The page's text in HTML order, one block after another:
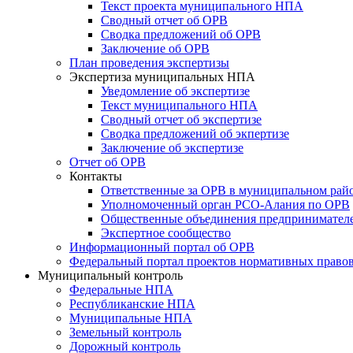
Текст проекта муниципального НПА
Сводный отчет об ОРВ
Сводка предложений об ОРВ
Заключение об ОРВ
План проведения экспертизы
Экспертиза муниципальных НПА
Уведомление об экспертизе
Текст муниципального НПА
Сводный отчет об экспертизе
Сводка предложений об экпертизе
Заключение об экспертизе
Отчет об ОРВ
Контакты
Ответственные за ОРВ в муниципальном
Уполномоченный орган РСО-Алания по ОРВ
Общественные объединения
Экспертное сообщество
Информационный портал об ОРВ
Федеральный портал проектов нормативных
Муниципальный контроль
Федеральные НПА
Республиканские НПА
Муниципальные НПА
Земельный контроль
Дорожный контроль